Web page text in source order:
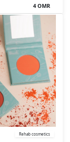
4 OMR
Rehab cosmetics